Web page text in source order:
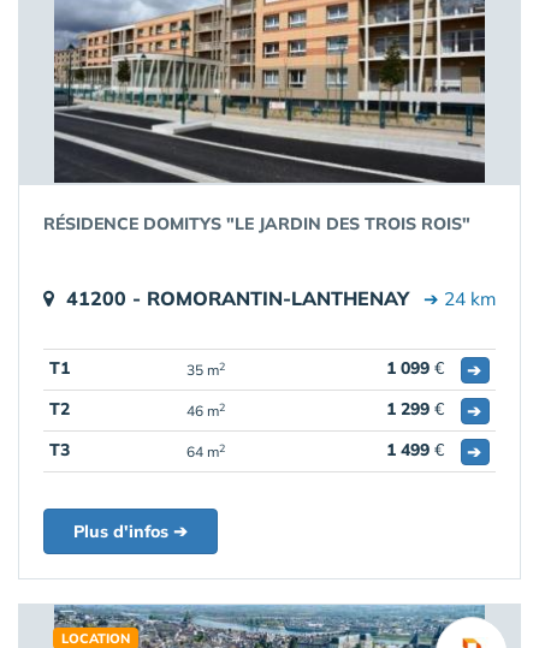
RÉSIDENCE DOMITYS "LE JARDIN DES TROIS ROIS"
41200 - ROMORANTIN-LANTHENAY ➔ 24 km
T1 35 m2 1 099 €
➔
T2
46 m2 1 299 €
➔
T3
64 m2 1 499 € ➔
Plus d'infos ➔
LOCATION